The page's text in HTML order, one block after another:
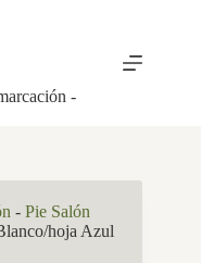
-
- Pie Salón
hoja Azul